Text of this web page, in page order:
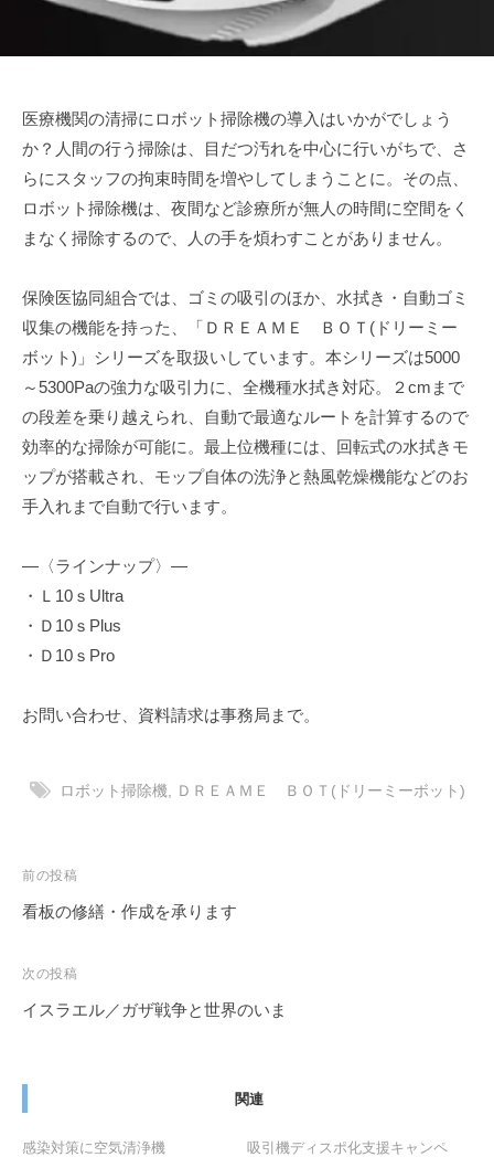
医療機関の清掃にロボット掃除機の導入はいかがでしょう
か？人間の行う掃除は、目だつ汚れを中心に行いがちで、さ
らにスタッフの拘束時間を増やしてしまうことに。その点、
ロボット掃除機は、夜間など診療所が無人の時間に空間をく
まなく掃除するので、人の手を煩わすことがありません。
保険医協同組合では、ゴミの吸引のほか、水拭き・自動ゴミ
収集の機能を持った、「ＤＲＥＡＭＥ ＢＯＴ(ドリーミー
ボット)」シリーズを取扱いしています。本シリーズは5000
～5300Paの強力な吸引力に、全機種水拭き対応。２cmまで
の段差を乗り越えられ、自動で最適なルートを計算するので
効率的な掃除が可能に。最上位機種には、回転式の水拭きモ
ップが搭載され、モップ自体の洗浄と熱風乾燥機能などのお
手入れまで自動で行います。
―〈ラインナップ〉―
・Ｌ10ｓUltra
・Ｄ10ｓPlus
・Ｄ10ｓPro
お問い合わせ、資料請求は事務局まで。
ロボット掃除機, ＤＲＥＡＭＥ ＢＯＴ(ドリーミーボット)
投
稿
ビ
ゲ
前の投稿
看板の修繕・作成を承ります
次の投稿
イスラエル／ガザ戦争と世界のいま
関連
感染対策に空気清浄機
吸引機ディスポ化支援キャンペ